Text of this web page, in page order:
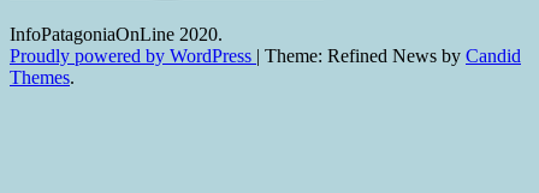
InfoPatagoniaOnLine 2020.
Proudly powered by WordPress | Theme: Refined News by Candid
Themes.